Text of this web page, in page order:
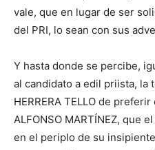
vale, que en lugar de ser
del PRI, lo sean con sus
Y hasta donde se percibe,
al candidato a edil priista, la
HERRERA TELLO de
ALFONSO MARTÍNEZ, que
en el periplo de su